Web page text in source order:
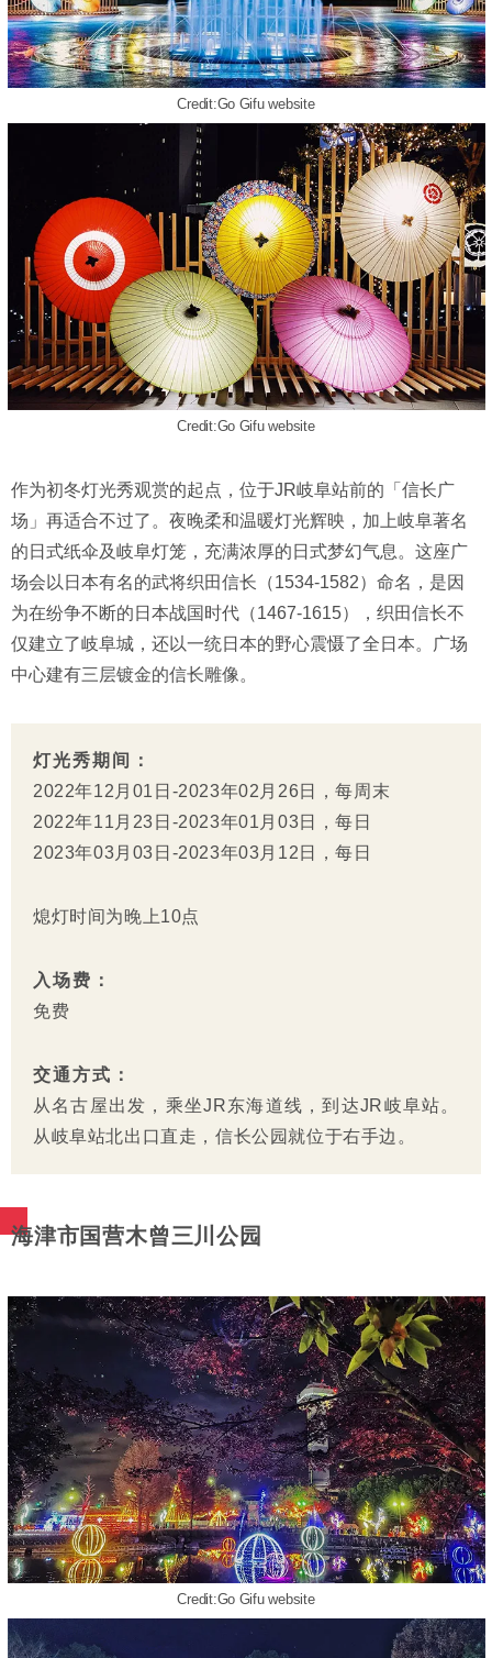
Credit:Go Gifu website
Credit:Go Gifu website
作为初冬灯光秀观赏的起点，位于JR岐阜站前的「信长广
场」再适合不过了。夜晚柔和温暖灯光辉映，加上岐阜著名
的日式纸伞及岐阜灯笼，充满浓厚的日式梦幻气息。这座广
场会以日本有名的武将织田信长（1534-1582）命名，是因
为在纷争不断的日本战国时代（1467-1615），织田信长不
仅建立了岐阜城，还以一统日本的野心震慑了全日本。广场
中心建有三层镀金的信长雕像。
灯光秀期间：
2022年12月01日-2023年02月26日，每周末
2022年11月23日-2023年01月03日，每日
2023年03月03日-2023年03月12日，每日
熄灯时间为晚上10点
入场费：
免费
交通方式：
从名古屋出发，乘坐JR东海道线，到达JR岐阜站。
从岐阜站北出口直走，信长公园就位于右手边。
海津市国营木曾三川公园
Credit:Go Gifu website